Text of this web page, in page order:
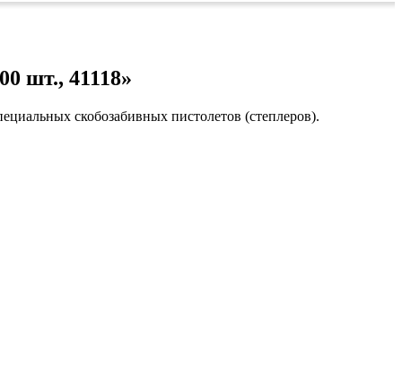
шт., 41118»
скобозабивных пистолетов (степлеров).